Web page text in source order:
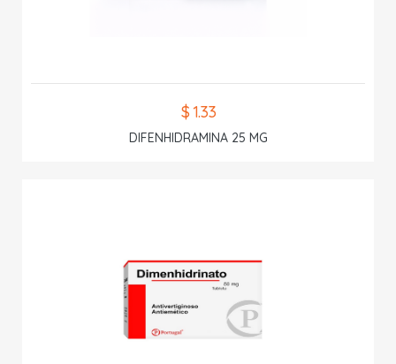
$ 1.33
DIFENHIDRAMINA 25 MG